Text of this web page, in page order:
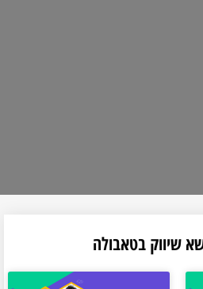
שיווק בטאבולה